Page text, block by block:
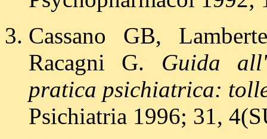
Cassano GB,
Racagni G. Guida
pratica psichiatrica:
Psichiatria 1996; 31,